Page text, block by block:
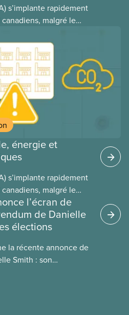
s’implante rapidement
malgré le
présent document
du secteur privé dans
et les
prévenir.
énergie et
s’implante rapidement
malgré le
pour l’encadrer et
présent document
du secteur privé dans
et les
l’écran de
de Danielle
élections
la récente annonce de
Smith : son